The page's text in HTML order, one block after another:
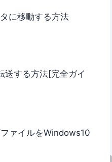
に移動する方法
送する方法[完全ガイ
ァイルをWindows10